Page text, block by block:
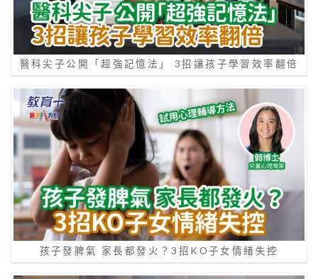
醫科尖子公開「超強記憶法」 3招讓孩子學習效率翻倍
孩子發脾氣 家長都發火？3招KO子女情緒失控